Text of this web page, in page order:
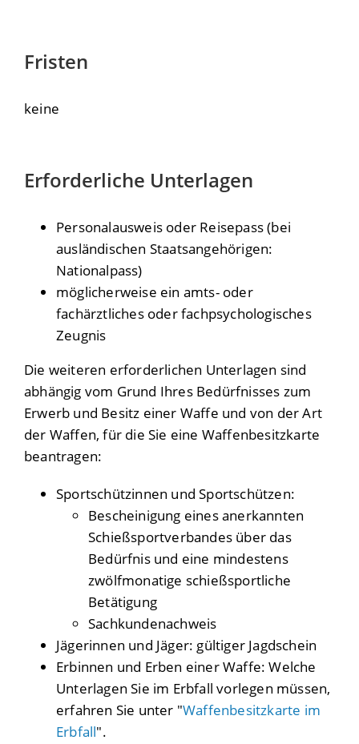
Fristen
keine
Erforderliche Unterlagen
Personalausweis oder Reisepass (bei
ausländischen Staatsangehörigen:
Nationalpass)
möglicherweise ein amts- oder
fachärztliches oder fachpsychologisches
Zeugnis
Die weiteren erforderlichen Unterlagen sind
abhängig vom Grund Ihres Bedürfnisses zum
Erwerb und Besitz einer Waffe und von der Art
der Waffen, für die Sie eine Waffenbesitzkarte
beantragen:
Sportschützinnen und Sportschützen:
Bescheinigung eines anerkannten
Schießsportverbandes über das
Bedürfnis und eine mindestens
zwölfmonatige schießsportliche
Betätigung
Sachkundenachweis
Jägerinnen und Jäger: gültiger Jagdschein
Erbinnen und Erben einer Waffe: Welche
Unterlagen Sie im Erbfall vorlegen müssen,
erfahren Sie unter "Waffenbesitzkarte im
Erbfall".